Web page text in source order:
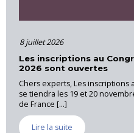
qui
16 juin 2026
Actions et formations –
Provence
La CNEJI a organisé le 28
Cannet des Maures, sous la
expert près [...]
Lire la suite